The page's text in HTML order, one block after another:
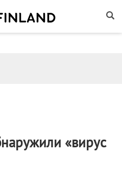
«вирус